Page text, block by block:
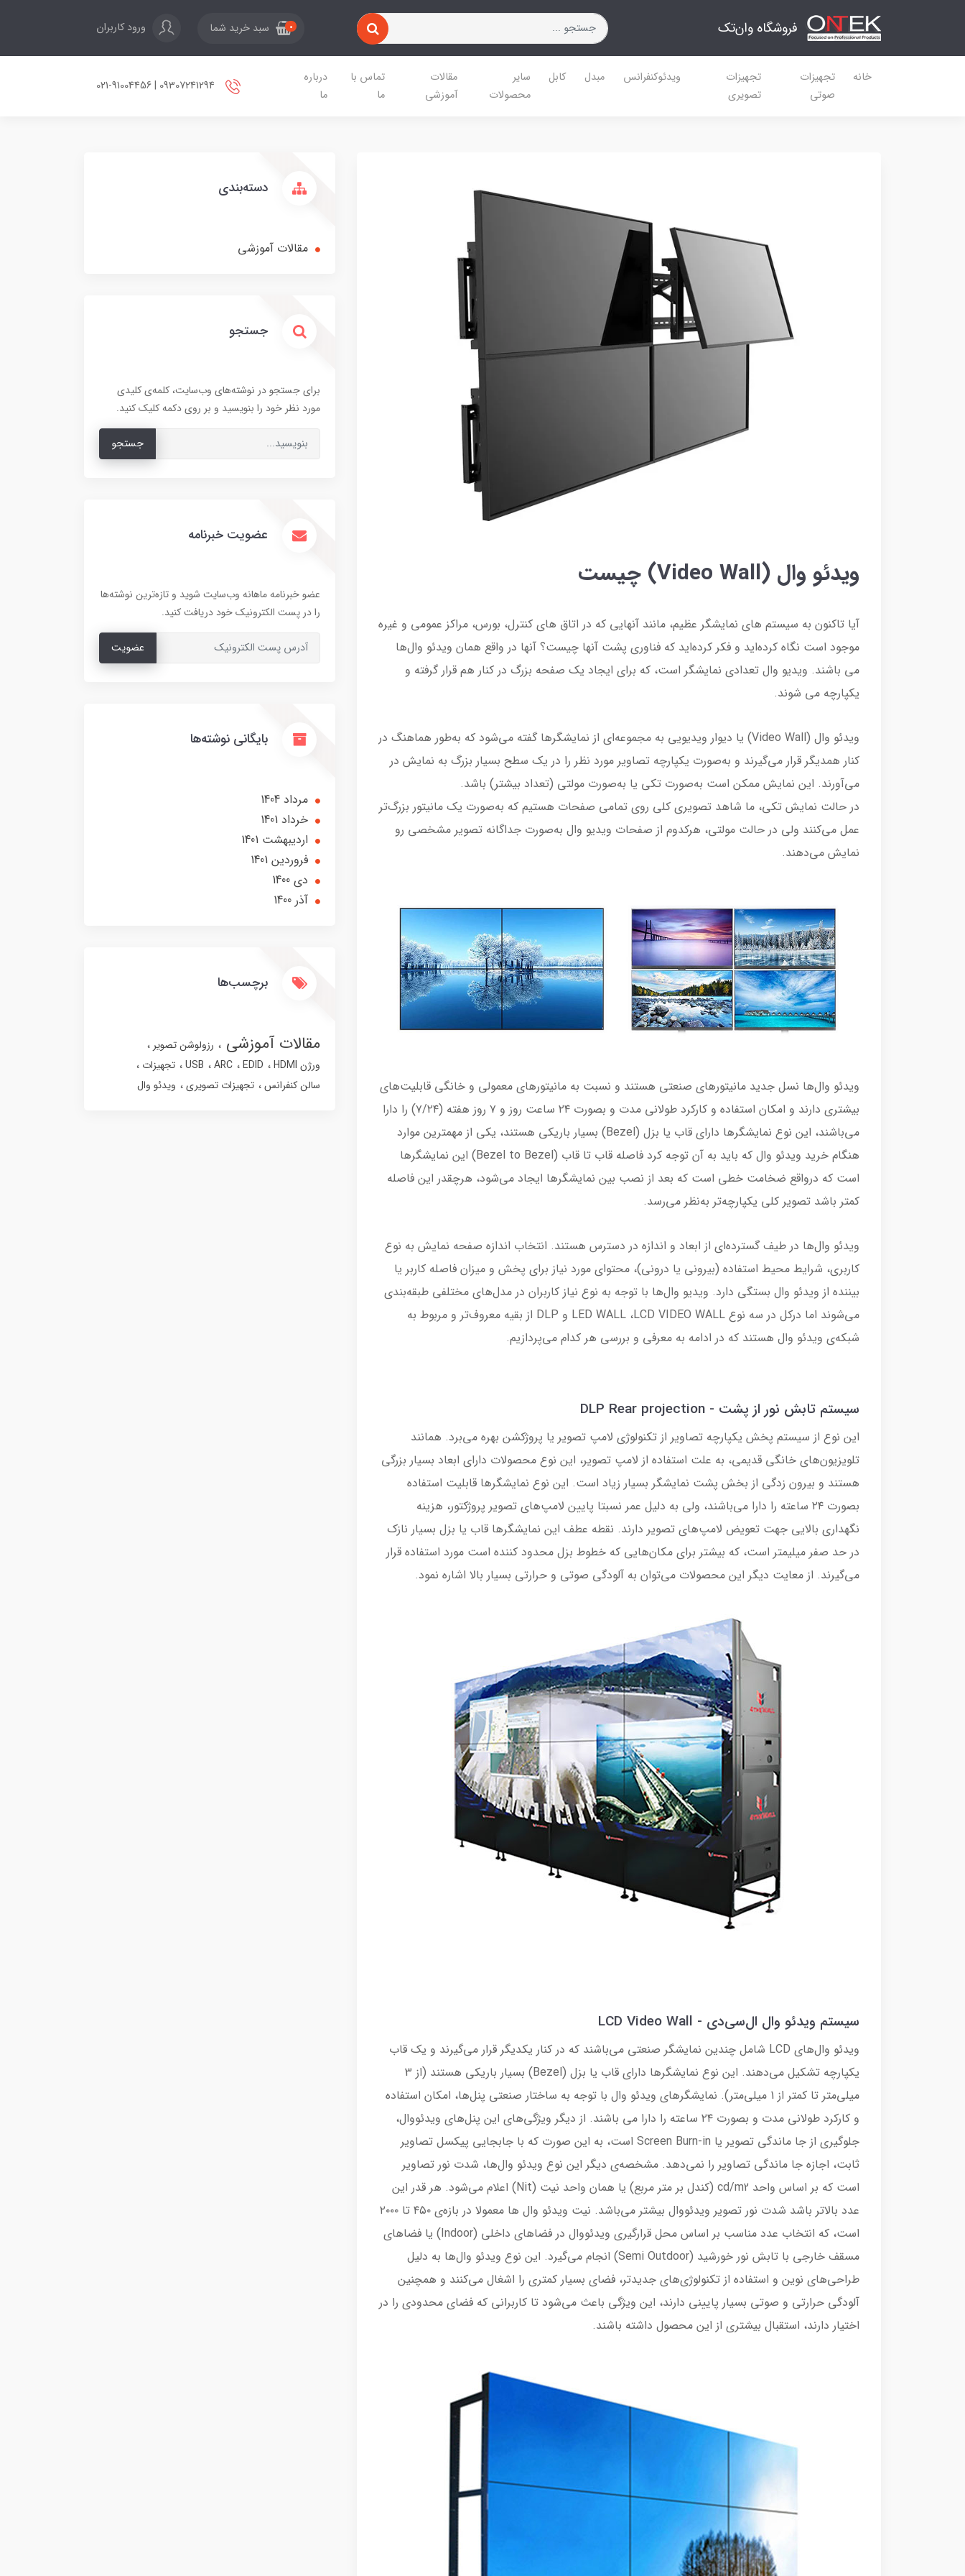
فروشگاه وان‌تک 0 سبد خرید شما ورود کاربران
خانه
تجهیزات
صوتی
تجهیزات
تصویری
ویدئوکنفرانس مبدل کابل
سایر
محصولات
مقالات
آموزشی
تماس با
ما
درباره
ما
ویدئو وال (Video Wall) چیست
آیا تاکنون به سیستم های نمایشگر عظیم، مانند آنهایی که در اتاق های کنترل، بورس، مراکز عمومی و غیره
موجود است نگاه کرده‌اید و فکر کرده‌اید که فناوری پشت آنها چیست؟ آنها در واقع همان ویدئو وال‌ها
می باشند. ویدیو وال تعدادی نمایشگر است، که برای ایجاد یک صفحه بزرگ در کنار هم قرار گرفته و
یکپارچه می شوند.
ویدئو وال (Video Wall) یا دیوار ویدیویی به مجموعه‌ای از نمایشگرها گفته می‌شود که به‌طور هماهنگ در
کنار همدیگر قرار می‌گیرند و به‌صورت یکپارچه تصاویر مورد نظر را در یک سطح بسیار بزرگ به نمایش در
می‌آورند. این نمایش ممکن است به‌صورت تکی یا به‌صورت مولتی (تعداد بیشتر) باشد.
در حالت نمایش تکی، ما شاهد تصویری کلی روی تمامی صفحات هستیم که به‌صورت یک مانیتور بزرگ‌تر
عمل می‌کنند ولی در حالت مولتی، هرکدوم از صفحات ویدیو وال به‌صورت جداگانه تصویر مشخصی رو
نمایش می‌دهند.
ویدئو وال‌ها نسل جدید مانیتورهای صنعتی هستند و نسبت به مانیتورهای معمولی و خانگی قابلیت‌های
بیشتری دارند و امکان استفاده و کارکرد طولانی مدت و بصورت ۲۴ ساعت روز و ۷ روز هفته (۷/۲۴) را دارا
می‌باشند، این نوع نمایشگرها دارای قاب یا بزل (Bezel) بسیار باریکی هستند، یکی از مهمترین موارد
هنگام خرید ویدئو وال که باید به آن توجه کرد فاصله قاب تا قاب (Bezel to Bezel) این نمایشگرها
است که درواقع ضخامت خطی است که بعد از نصب بین نمایشگرها ایجاد می‌شود، هرچقدر این فاصله
کمتر باشد تصویر کلی یکپارچه‌تر به‌نظر می‌رسد.
ویدئو وال‌ها در طیف گسترده‌ای از ابعاد و اندازه در دسترس هستند. انتخاب اندازه صفحه نمایش به نوع
کاربری، شرایط محیط استفاده (بیرونی یا درونی)، محتوای مورد نیاز برای پخش و میزان فاصله کاربر یا
بیننده از ویدئو وال بستگی دارد. ویدیو وال‌ها با توجه به نوع نیاز کاربران در مدل‌های مختلفی طبقه‌بندی
می‌شوند اما درکل در سه نوع LED WALL ،LCD VIDEO WALL و DLP از بقیه معروف‌تر و مربوط به
شبکه‌ی ویدئو وال هستند که در ادامه به معرفی و بررسی هر کدام می‌پردازیم.
سیستم تابش نور از پشت - DLP Rear projection
این نوع از سیستم پخش یکپارچه تصاویر از تکنولوژی لامپ تصویر یا پروژکشن بهره می‌برد. همانند
تلویزیون‌های خانگی قدیمی، به علت استفاده از لامپ تصویر، این نوع محصولات دارای ابعاد بسیار بزرگی
هستند و بیرون زدگی از بخش پشت نمایشگر بسیار زیاد است. این نوع نمایشگرها قابلیت استفاده
بصورت ۲۴ ساعته را دارا می‌باشند، ولی به دلیل عمر نسبتا پایین لامپ‌های تصویر پروژکتور، هزینه
نگهداری بالایی جهت تعویض لامپ‌های تصویر دارند. نقطه عطف این نمایشگرها قاب یا بزل بسیار نازک
در حد صفر میلیمتر است، که بیشتر برای مکان‌هایی که خطوط بزل محدود کننده است مورد استفاده قرار
می‌گیرند. از معایت دیگر این محصولات می‌توان به آلودگی صوتی و حرارتی بسیار بالا اشاره نمود.
سیستم ویدئو وال ال‌سی‌دی - LCD Video Wall
ویدئو وال‌های LCD شامل چندین نمایشگر صنعتی می‌باشند که در کنار یکدیگر قرار می‌گیرند و یک قاب
یکپارچه تشکیل می‌دهند. این نوع نمایشگرها دارای قاب یا بزل (Bezel) بسیار باریکی هستند (از 3
میلی‌متر تا کمتر از 1 میلی‌متر). نمایشگرهای ویدئو وال با توجه به ساختار صنعتی پنل‌ها، امکان استفاده
و کارکرد طولانی مدت و بصورت ۲۴ ساعته را دارا می باشند. از دیگر ویژگی‌های این پنل‌های ویدئووال،
جلوگیری از جا ماندگی تصویر یا Screen Burn-in است، به این صورت که با جابجایی پیکسل تصاویر
ثابت، اجازه جا ماندگی تصاویر را نمی‌دهد. مشخصه‌ی دیگر این نوع ویدئو‌ وال‌ها، شدت نور تصاویر
است که بر اساس واحد cd/m2 (کندل بر متر مربع) یا همان واحد نیت (Nit) اعلام می‌شود. هر قدر این
عدد بالاتر باشد شدت نور تصویر ویدئووال بیشتر می‌باشد. نیت ویدئو وال ها معمولا در بازه‌ی ۴۵۰ تا ۲۰۰۰
است، که انتخاب عدد مناسب بر اساس محل قرارگیری ویدئووال در فضاهای داخلی (Indoor) یا فضاهای
مسقف خارجی با تابش نور خورشید (Semi Outdoor) انجام می‌گیرد. این نوع ویدئو وال‌ها به دلیل
طراحی‌های نوین و استفاده از تکنولوژی‌های جدیدتر، فضای بسیار کمتری را اشغال می‌کنند و همچنین
آلودگی حرارتی و صوتی بسیار پایینی دارند، این ویژگی باعث می‌شود تا کاربرانی که فضای محدودی را در
اختیار دارند، استقبال بیشتری از این محصول داشته باشند.
دسته‌بندی
مقالات آموزشی
جستجو
برای جستجو در نوشته‌های وب‌سایت، کلمه‌ی کلیدی
مورد نظر خود را بنویسید و بر روی دکمه کلیک کنید.
جستجو
عضویت خبرنامه
عضو خبرنامه ماهانه وب‌سایت شوید و تازه‌ترین نوشته‌ها
را در پست الکترونیک خود دریافت کنید.
عضویت
بایگانی نوشته‌ها
مرداد 1404
خرداد 1401
ارديبهشت 1401
فروردین 1401
دی 1400
آذر 1400
برچسب‌ها
مقالات آموزشی
رزولوشن تصویر
ورژن HDMI
EDID
ARC
USB
تجهیزات
سالن کنفرانس
تجهیزات تصویری ویدئو وال